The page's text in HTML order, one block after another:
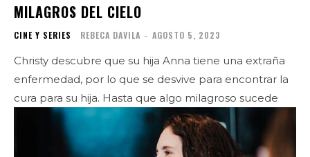
MILAGROS DEL CIELO
CINE Y SERIES REBECA DAVILA - AGOSTO 5, 2023
Christy descubre que su hija Anna tiene una extraña
enfermedad, por lo que se desvive para encontrar la
cura para su hija. Hasta que algo milagroso sucede